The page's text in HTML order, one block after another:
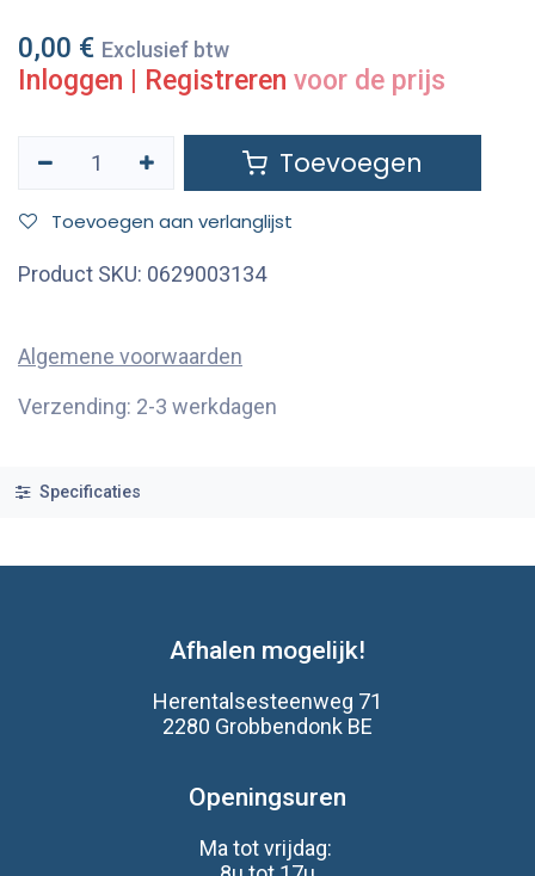
0,00 € Exclusief btw
Inloggen Registreren voor de prijs
Toevoegen
Toevoegen aan verlanglijst
Product SKU: 0629003134
Algemene voorwaarden
Verzending: 2-3 werkdagen
Specificaties
Afhalen mogelijk!
Herentalsesteenweg 71
2280 Grobbendonk BE
Openingsuren
Ma tot vrijdag: